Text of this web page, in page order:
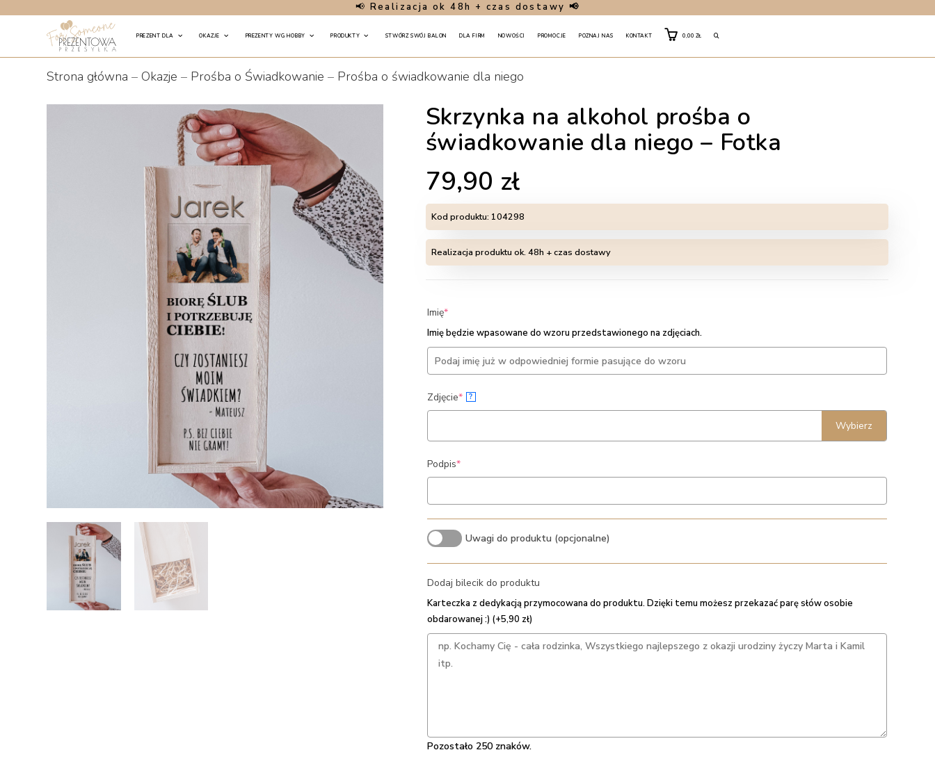
📢 Realizacja ok 48h + czas dostawy 📢
PREZENT DLA OKAZJE PREZENTY WG HOBBY PRODUKTY STWÓRZ SWÓJ BALON DLA FIRM NOWOŚCI PROMOCJE POZNAJ NAS KONTAKT 0,00ZŁ TOGGLE
SEARCH
Strona główna –Okazje – Prośba o Świadkowanie – Prośba o świadkowanie dla niego
Skrzynka na alkohol prośba o
świadkowanie dla niego – Fotka
79,90 zł
Kod produktu: 104298
Realizacja produktu ok. 48h + czas dostawy
Imię*(required)
Imię będzie wpasowane do wzoru przedstawionego na zdjęciach.
Zdjęcie*(required)
?
Wybierz
Podpis*(required)
Uwagi do produktu (opcjonalne)
Dodaj bilecik do produktu
Karteczka z dedykacją przymocowana do produktu. Dzięki temu możesz przekazać parę słów osobie
obdarowanej :) (+5,90 zł)
Pozostało 250 znaków.